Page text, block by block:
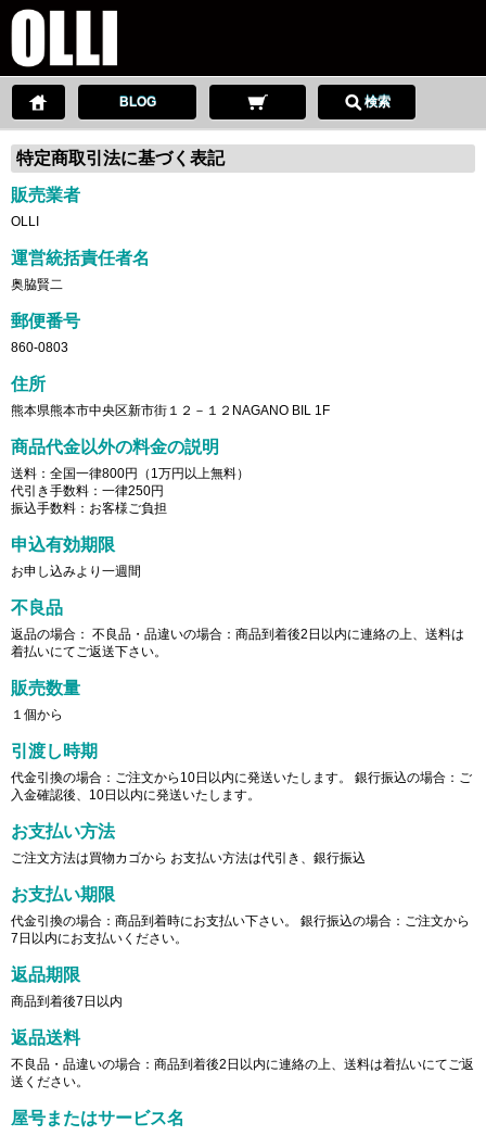
BLOG 検索
特定商取引法に基づく表記
販売業者
OLLI
運営統括責任者名
奥脇賢二
郵便番号
860-0803
住所
熊本県熊本市中央区新市街１２－１２NAGANO BIL 1F
商品代金以外の料金の説明
送料：全国一律800円（1万円以上無料）
代引き手数料：一律250円
振込手数料：お客様ご負担
申込有効期限
お申し込みより一週間
不良品
返品の場合： 不良品・品違いの場合：商品到着後2日以内に連絡の上、送料は
着払いにてご返送下さい。
販売数量
１個から
引渡し時期
代金引換の場合：ご注文から10日以内に発送いたします。 銀行振込の場合：ご
入金確認後、10日以内に発送いたします。
お支払い方法
ご注文方法は買物カゴから お支払い方法は代引き、銀行振込
お支払い期限
代金引換の場合：商品到着時にお支払い下さい。 銀行振込の場合：ご注文から
7日以内にお支払いください。
返品期限
商品到着後7日以内
返品送料
不良品・品違いの場合：商品到着後2日以内に連絡の上、送料は着払いにてご返
送ください。
屋号またはサービス名